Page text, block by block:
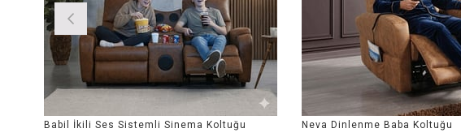
Babil İkili Ses Sistemli Sinema Koltuğu Neva Dinlenme Baba Koltuğu